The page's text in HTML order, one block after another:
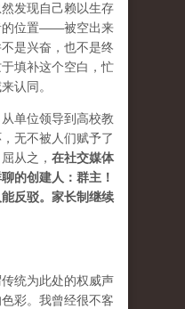
发现自己赖以生存
位置——被空出来
是兴奋，也不是终
填补这个空白，忙
认同。
单位领导到高校教
无不被人们赋予了
从之， 在社交媒体
的创建人：群主！
反驳。家长制继续
统为此处的权威声
彩。我曾经很不客